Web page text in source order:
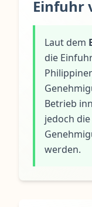
Einfuhr
Laut dem
die
Betrieb
jedoch
werden.